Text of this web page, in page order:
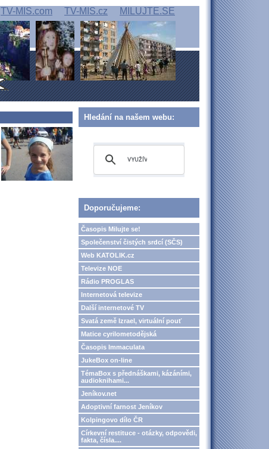
TV-MIS.com TV-MIS.cz MILUJTE.SE
Hledání na našem webu:
Doporučujeme:
Časopis Milujte se!
Společenství čistých srdcí (SČS)
Web KATOLIK.cz
Televize NOE
Rádio PROGLAS
Internetová televize
Další internetové TV
Svatá země Izrael, virtuální pouť
Matice cyrilometodějská
Časopis Immaculata
JukeBox on-line
TémaBox s přednáškami, kázáními,
audioknihami...
Jeníkov.net
Adoptivní farnost Jeníkov
Kolpingovo dílo ČR
Církevní restituce - otázky, odpovědi,
fakta, čísla....